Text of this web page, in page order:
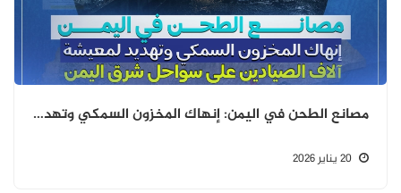
مصانع الطحن في اليمن: إنهاك المخزون السمكي وتهديد لمعيشة آلاف الصيادين على سواحل شرق اليمن - تتبع عبر المصادر المفتوحة